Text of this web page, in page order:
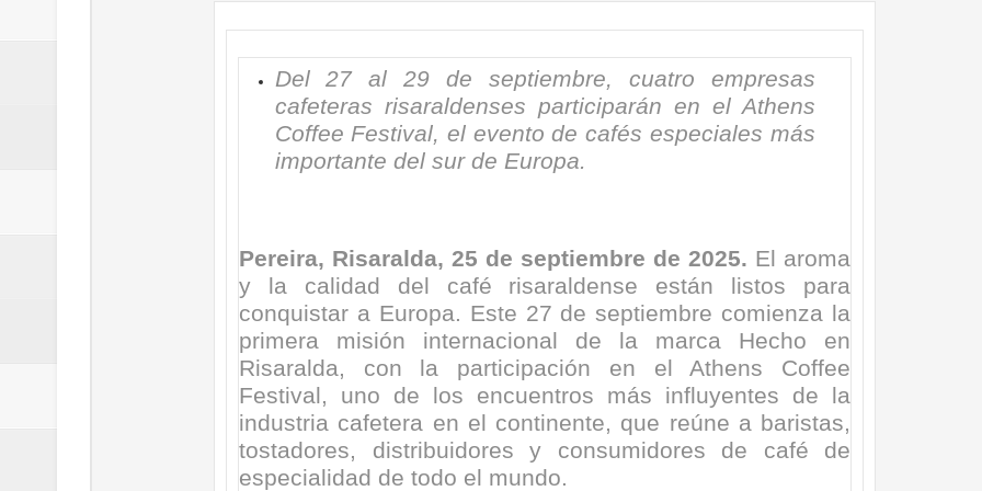
Regionetnoticias / Alcaldía de Cartagena avanza en trabajos contra las inundaciones con
calle San Juan de Dios del Centro Histórico
Regionetnoticias / Pereira avanza con resultados en salud mental, innovación y paz
Regionetnoticias / Gobernación de Caldas hace seguimiento al avance de la construcción de 400
ecoeficientes en Marquetalia
Regionetnoticias / Despliegue de seguridad sin precedentes: El Valle y la nación refuerzan
terrestre para la posesión presidencial
Regionetnoticias / Las ayudas técnicas aportaron dignidad a las personas con discapacidad de
Del 27 al 29 de septiembre, cuatro empresas
cafeteras risaraldenses participarán en el Athens
Coffee Festival, el evento de cafés especiales más
importante del sur de Europa.
Pereira, Risaralda, 25 de septiembre de 2025. El aroma
y la calidad del café risaraldense están listos para
conquistar a Europa. Este 27 de septiembre comienza la
primera misión internacional de la marca Hecho en
Risaralda, con la participación en el Athens Coffee
Festival, uno de los encuentros más influyentes de la
industria cafetera en el continente, que reúne a baristas,
tostadores, distribuidores y consumidores de café de
especialidad de todo el mundo.